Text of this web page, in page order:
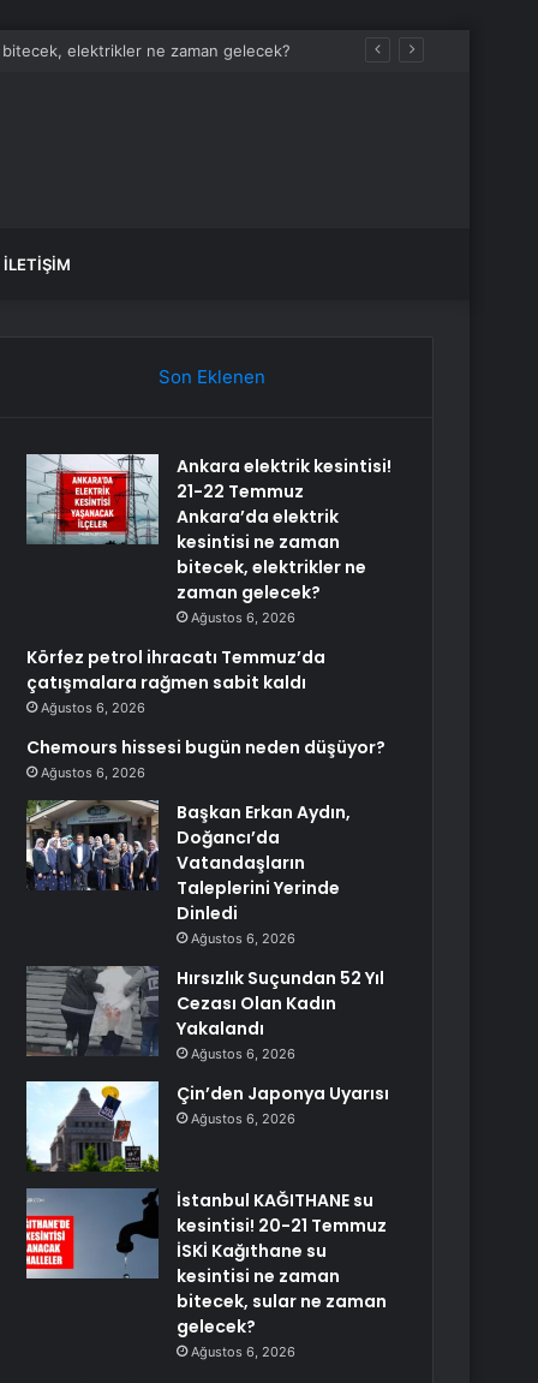
İLETIŞIM
Son Eklenen
Ankara elektrik kesintisi!
21-22 Temmuz
Ankara’da elektrik
kesintisi ne zaman
bitecek, elektrikler ne
zaman gelecek?
Ağustos 6, 2026
Körfez petrol ihracatı Temmuz’da
çatışmalara rağmen sabit kaldı
Ağustos 6, 2026
Chemours hissesi bugün neden düşüyor?
Ağustos 6, 2026
Başkan Erkan Aydın,
Doğancı’da
Vatandaşların
Taleplerini Yerinde
Dinledi
Ağustos 6, 2026
Hırsızlık Suçundan 52 Yıl
Cezası Olan Kadın
Yakalandı
Ağustos 6, 2026
Çin’den Japonya Uyarısı
Ağustos 6, 2026
İstanbul KAĞITHANE su
kesintisi! 20-21 Temmuz
İSKİ Kağıthane su
kesintisi ne zaman
bitecek, sular ne zaman
gelecek?
Ağustos 6, 2026